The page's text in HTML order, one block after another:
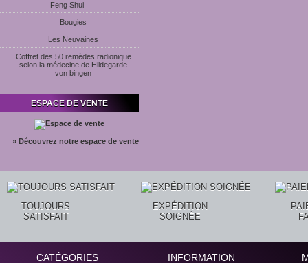
Feng Shui
Bougies
Les Neuvaines
Coffret des 50 remèdes radionique
selon la médecine de Hildegarde
von bingen
ESPACE DE VENTE
» Découvrez notre espace de vente
TOUJOURS
SATISFAIT
EXPÉDITION
SOIGNÉE
CATÉGORIES INFORMATION